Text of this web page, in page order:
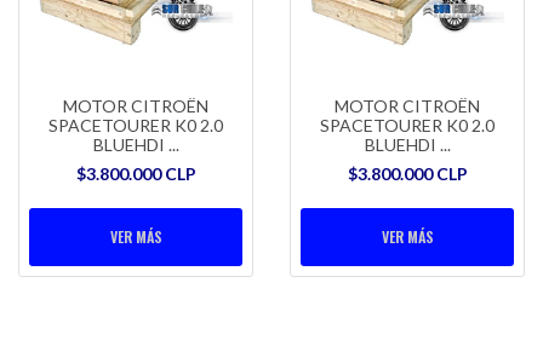
MOTOR CITROËN
SPACETOURER K0 2.0
BLUEHDI ...
$3.800.000 CLP
VER MÁS
MOTOR CITROËN
SPACETOURER K0 2.0
BLUEHDI ...
$3.800.000 CLP
VER MÁS